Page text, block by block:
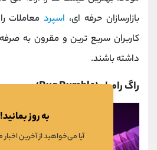
بازارسازان حرفه ‌ای، اسپردمعاملات
کاربران سریع‌ ترین و مقرون ‌به ‌صرفه‌
داشته باشند.
راگ رامبل (Rug Rumble)
به روز بمانید!
آیا می‌خواهید از آخرین